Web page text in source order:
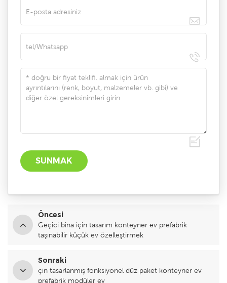
Öncesi
Geçici bina için tasarım konteyner ev prefabrik
taşınabilir küçük ev özelleştirmek
Sonraki
çin tasarlanmış fonksiyonel düz paket konteyner ev
prefabrik modüler ev